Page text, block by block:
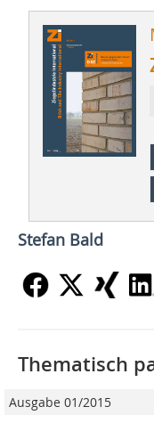
Stefan Bald
Thematisch
Ausgabe 01/2015